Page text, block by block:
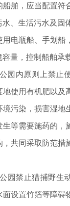
舶，应当配置符
、生活污水及固
电瓶船、手划船
量，控制船舶承
园内原则上禁止
使用有机肥以及
污染，损害湿地
等需要施药的，
共同采取防范措
禁止猎捕野生
设置竹箔等障碍